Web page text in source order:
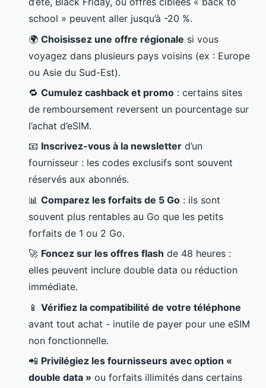
school » peuvent aller jusqu’à -20 %.
🌍 Choisissez une offre régionale si vous
voyagez dans plusieurs pays voisins (ex : Europe
ou Asie du Sud-Est).
🔁 Cumulez cashback et promo : certains sites
de remboursement reversent un pourcentage sur
l’achat d’eSIM.
📧 Inscrivez-vous à la newsletter d’un
fournisseur : les codes exclusifs sont souvent
réservés aux abonnés.
📊 Comparez les forfaits de 5 Go : ils sont
souvent plus rentables au Go que les petits
forfaits de 1 ou 2 Go.
🚀 Foncez sur les offres flash de 48 heures :
elles peuvent inclure double data ou réduction
immédiate.
📱 Vérifiez la compatibilité de votre téléphone
avant tout achat - inutile de payer pour une eSIM
non fonctionnelle.
📲 Privilégiez les fournisseurs avec option «
double data » ou forfaits illimités dans certains